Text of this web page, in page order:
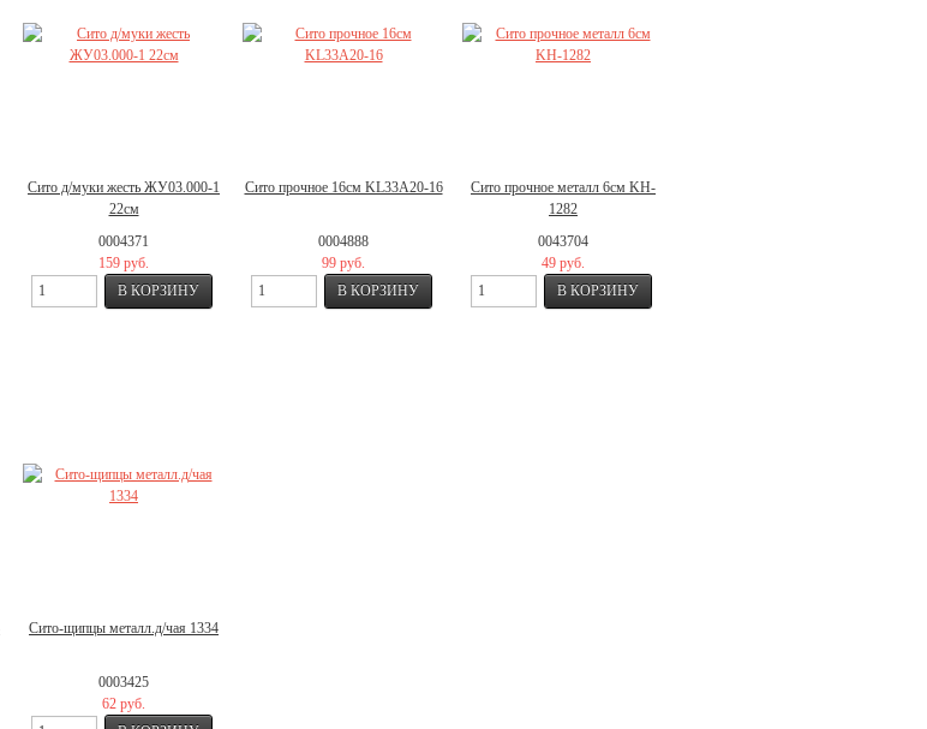
Сито д/муки жесть ЖУ03.000-1
22см
0004371
159 руб.
Сито прочное 16см KL33A20-16
0004888
99 руб.
Сито прочное металл 6см KH-
1282
0043704
49 руб.
Сито-щипцы металл.д/чая 1334
0003425
62 руб.